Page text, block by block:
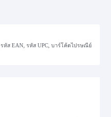
รหัส EAN, รหัส UPC, บาร์โค้ดไปรษณีย์